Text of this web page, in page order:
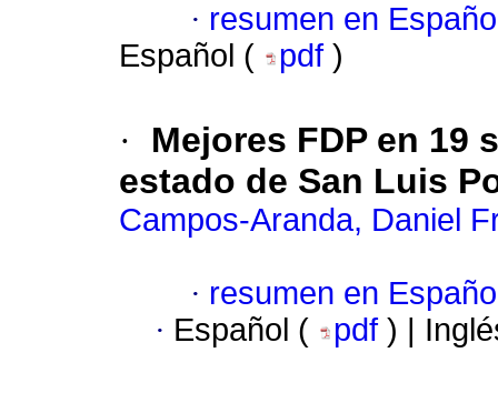
· resumen en
Español (
pdf )
·
Mejores FDP en 19
estado de San Luis
Campos-Aranda, Daniel
· resumen en
· Español ( pdf ) |